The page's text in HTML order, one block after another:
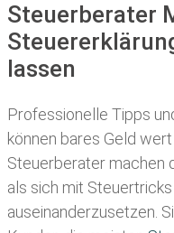
Steuerberater
lassen
Professionelle Tipps
können bares Geld
Steuerberater machen
als sich mit
auseinanderzusetzen.